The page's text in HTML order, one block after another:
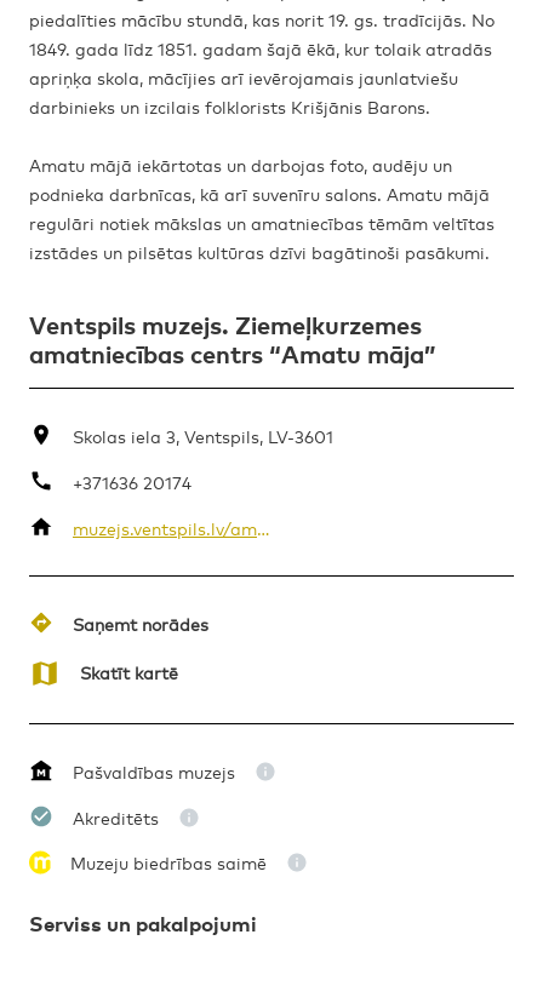
piedalīties mācību stundā, kas norit 19. gs. tradīcijās. No
1849. gada līdz 1851. gadam šajā ēkā, kur tolaik atradās
apriņķa skola, mācījies arī ievērojamais jaunlatviešu
darbinieks un izcilais folklorists Krišjānis Barons.
Amatu mājā iekārtotas un darbojas foto, audēju un
podnieka darbnīcas, kā arī suvenīru salons. Amatu mājā
regulāri notiek mākslas un amatniecības tēmām veltītas
izstādes un pilsētas kultūras dzīvi bagātinoši pasākumi.
Ventspils muzejs. Ziemeļkurzemes
amatniecības centrs “Amatu māja”
Skolas iela 3, Ventspils, LV-3601
+371636 20174
muzejs.ventspils.lv/amatu-maja/
Saņemt norādes
Skatīt kartē
Pašvaldības muzejs
Akreditēts
Muzeju biedrības saimē
Serviss un pakalpojumi